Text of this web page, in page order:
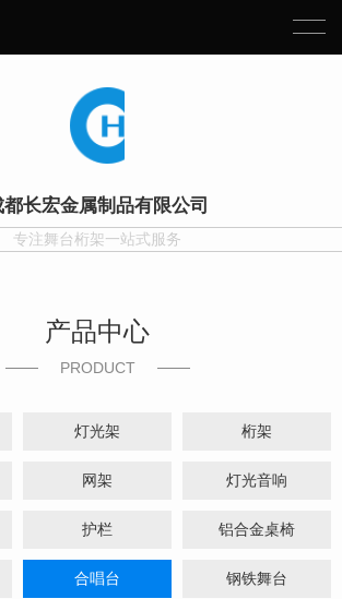
都长宏金属制品有限公司
专注舞台桁架一站式服务
产品中心
PRODUCT
灯光架 桁架
网架 灯光音响
护栏 铝合金桌椅
合唱台 钢铁舞台